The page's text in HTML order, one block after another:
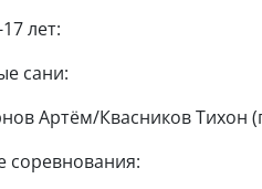
лет:
сани:
Артём/Квасников Тихон
соревнования: